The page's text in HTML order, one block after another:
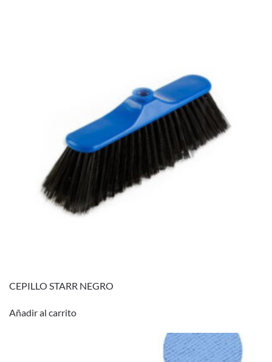
CEPILLO STARR NEGRO
Añadir al carrito